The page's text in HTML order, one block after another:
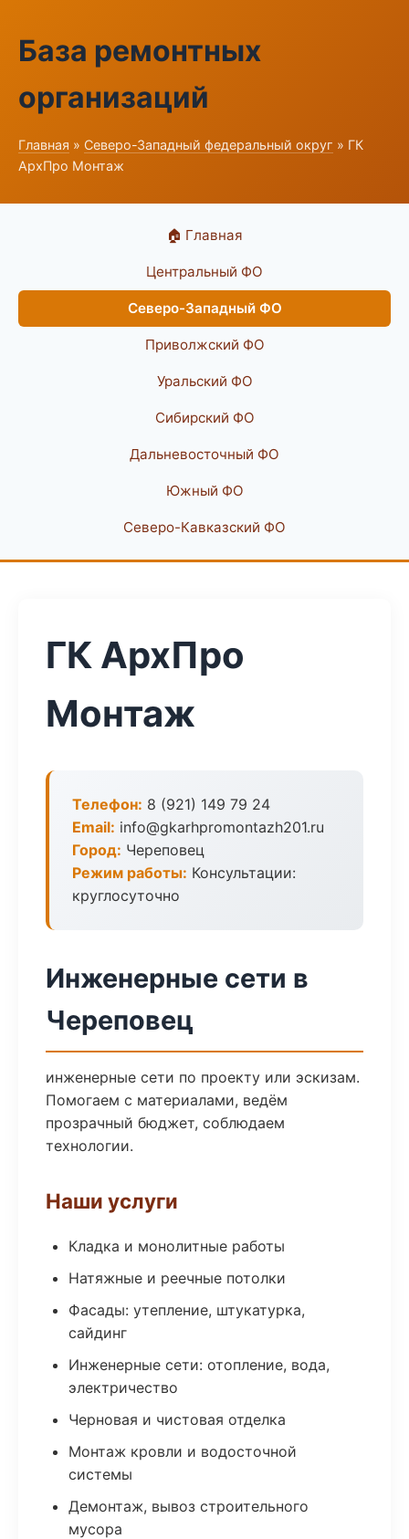
База ремонтных
организаций
Главная » Северо-Западный федеральный округ » ГК
АрхПро Монтаж
🏠 Главная
Центральный ФО
Северо-Западный ФО
Приволжский ФО
Уральский ФО
Сибирский ФО
Дальневосточный ФО
Южный ФО
Северо-Кавказский ФО
ГК АрхПро
Монтаж
Телефон: 8 (921) 149 79 24
Email: info@gkarhpromontazh201.ru
Город: Череповец
Режим работы: Консультации:
круглосуточно
Инженерные сети в
Череповец
инженерные сети по проекту или эскизам.
Помогаем с материалами, ведём
прозрачный бюджет, соблюдаем
технологии.
Наши услуги
Кладка и монолитные работы
Натяжные и реечные потолки
Фасады: утепление, штукатурка,
сайдинг
Инженерные сети: отопление, вода,
электричество
Черновая и чистовая отделка
Монтаж кровли и водосточной
системы
Демонтаж, вывоз строительного
мусора